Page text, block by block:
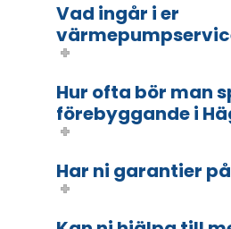
Vad ingår i er
Hur ofta bör man
förebyggande i
Har ni garantier